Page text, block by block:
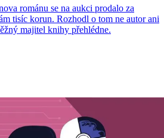
románu se na aukci prodalo za
tisíc korun. Rozhodl o tom ne autor ani
majitel knihy přehlédne.